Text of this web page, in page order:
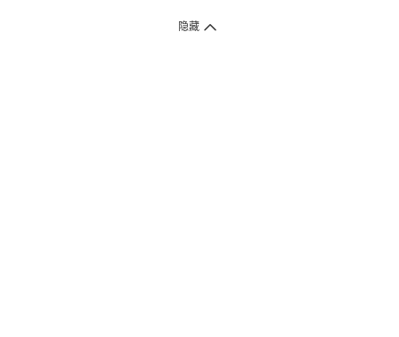
1. 送货到府（受卫生署条例规管产品除外 ）
隐藏